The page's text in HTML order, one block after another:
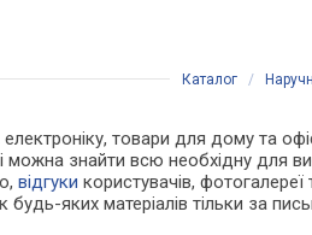
Каталог /
електроніку, товари для дому та
можна знайти всю необхідну для
відгуки користувачів, фотогалереї
будь-яких матеріалів тільки за